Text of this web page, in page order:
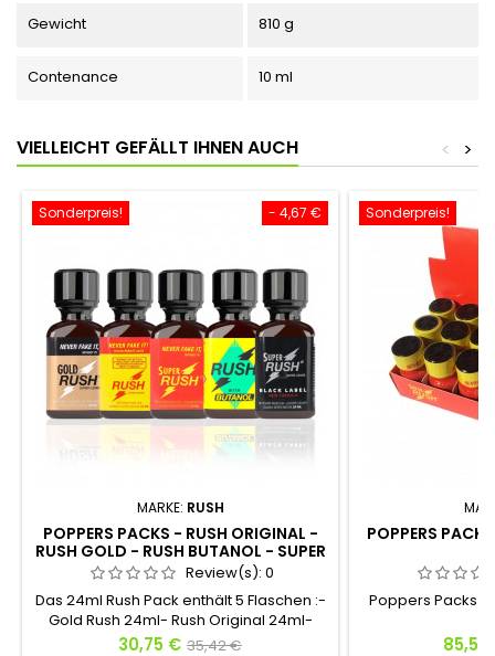
Gewicht 810 g
Contenance 10 ml
VIELLEICHT GEFÄLLT IHNEN AUCH >
<
- 4,67 €
Sonderpreis!
MARKE: RUSH
POPPERS PACKS - RUSH ORIGINAL -
RUSH GOLD - RUSH BUTANOL - SUPER
RUSH - RUSH BLACK LABEL
Review(s): 0
Das 24ml Rush Pack enthält 5 Flaschen :-
Gold Rush 24ml- Rush Original 24ml-
Super Rush 24ml- Super Rush Black Label
Preis
30,75 € Verkaufspreis
35,42 €
Sonderpreis!
POPPERS
Poppers Packs -
Preis